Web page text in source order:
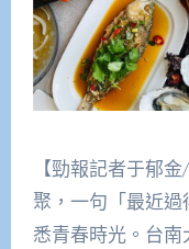
【勁報記者于郁
聚，一句「最近
悉青春時光。台